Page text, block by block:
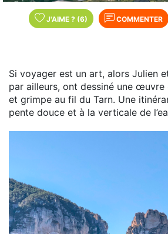
J'AIME ? (6) COMMENTER
Si voyager est un art, alors Julien
par ailleurs, ont dessiné une
et grimpe au fil du Tarn. Une
pente douce et à la verticale de